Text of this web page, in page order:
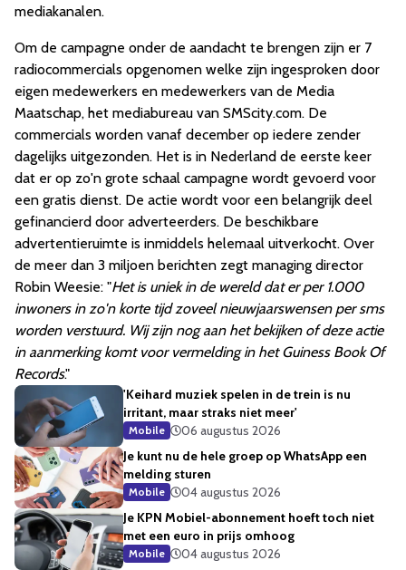
mediakanalen.
Om de campagne onder de aandacht te brengen zijn er 7
radiocommercials opgenomen welke zijn ingesproken door
eigen medewerkers en medewerkers van de Media
Maatschap, het mediabureau van SMScity.com. De
commercials worden vanaf december op iedere zender
dagelijks uitgezonden. Het is in Nederland de eerste keer
dat er op zo'n grote schaal campagne wordt gevoerd voor
een gratis dienst. De actie wordt voor een belangrijk deel
gefinancierd door adverteerders. De beschikbare
advertentieruimte is inmiddels helemaal uitverkocht. Over
de meer dan 3 miljoen berichten zegt managing director
Robin Weesie: "Het is uniek in de wereld dat er per 1.000
inwoners in zo'n korte tijd zoveel nieuwjaarswensen per sms
worden verstuurd. Wij zijn nog aan het bekijken of deze actie
in aanmerking komt voor vermelding in het Guiness Book Of
Records."
'Keihard muziek spelen in de trein is nu
irritant, maar straks niet meer'
Mobile
06 augustus 2026
Je kunt nu de hele groep op WhatsApp een
melding sturen
Mobile
04 augustus 2026
Je KPN Mobiel-abonnement hoeft toch niet
met een euro in prijs omhoog
Mobile
04 augustus 2026